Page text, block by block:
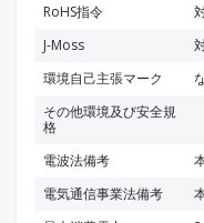
RoHS指令
J-Moss
環境自己主張マーク
その他環境及び安全規
格
電波法備考
電気通信事業法備考